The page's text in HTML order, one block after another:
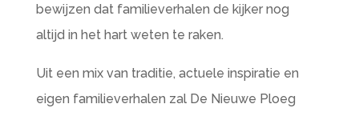
bewijzen dat familieverhalen de kijker nog
altijd in het hart weten te raken.
Uit een mix van traditie, actuele inspiratie en
eigen familieverhalen zal De Nieuwe Ploeg